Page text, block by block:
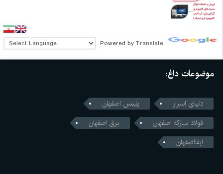
Powered by Translate
موضوعات داغ:
دنیای اسرار
پلیس اصفهان
فولاد مبارکه اصفهان
برق اصفهان
ابفااصفهان